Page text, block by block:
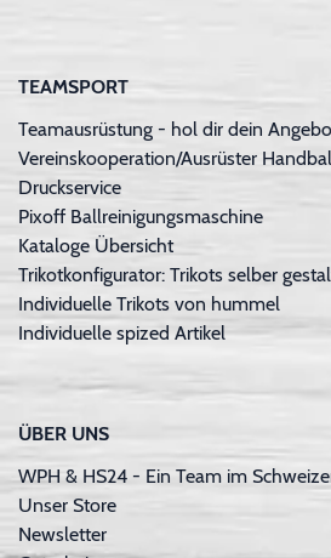
TEAMSPORT
Teamausrüstung - hol dir dein
Vereinskooperation/Ausrüster
Druckservice
Pixoff Ballreinigungsmaschine
Kataloge Übersicht
Trikotkonfigurator: Trikots selber
Individuelle Trikots von hummel
Individuelle spized Artikel
ÜBER UNS
WPH & HS24 - Ein Team im
Unser Store
Newsletter